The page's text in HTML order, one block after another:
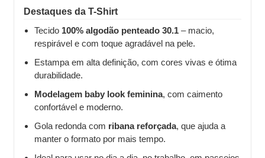
Destaques da T-Shirt
Tecido 100% algodão penteado 30.1 – macio,
respirável e com toque agradável na pele.
Estampa em alta definição, com cores vivas e ótima
durabilidade.
Modelagem baby look feminina, com caimento
confortável e moderno.
Gola redonda com ribana reforçada, que ajuda a
manter o formato por mais tempo.